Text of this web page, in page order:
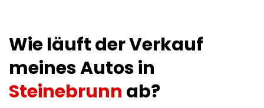
Wie läuft der Verkauf
meines Autos in
Steinebrunn ab?